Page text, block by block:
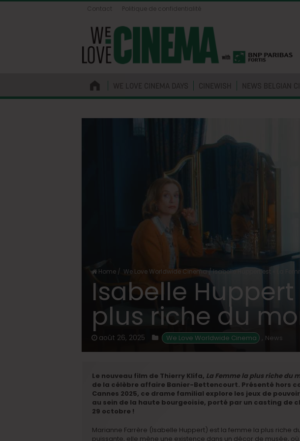
Contact Politique de confidentialité
WE LOVE CINEMA DAYS CINEWISH NEWS BELGIAN
Home / We Love Worldwide Cinema/Isabelle Huppert est « La
Isabelle Huppert
plus riche du
août 26, 2025 We Love Worldwide Cinema , News
Le nouveau film de Thierry Klifa, La Femme la plus riche du
de la célèbre affaire Banier-Bettencourt. Présenté hors
Cannes 2025, ce drame familial explore les jeux de
au sein de la haute bourgeoisie, porté par un casting de
29 octobre !
Marianne Farrère (Isabelle Huppert) est la femme la plus riche
puissante, elle mène une existence dans un décor de musée,